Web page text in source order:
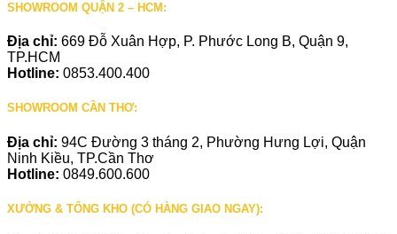
SHOWROOM QUẬN 2 – HCM:
Địa chỉ: 669 Đỗ Xuân Hợp, P. Phước Long B, Quận 9,
TP.HCM
Hotline: 0853.400.400
SHOWROOM CẦN THƠ:
Địa chỉ: 94C Đường 3 tháng 2, Phường Hưng Lợi, Quận
Ninh Kiều, TP.Cần Thơ
Hotline: 0849.600.600
XƯỞNG & TỔNG KHO (CÓ HÀNG GIAO NGAY):